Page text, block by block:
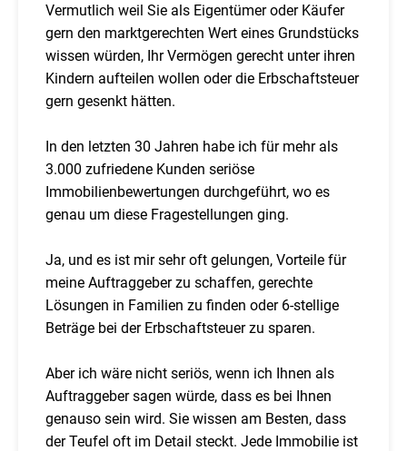
Vermutlich weil Sie als Eigentümer oder Käufer
gern den marktgerechten Wert eines Grundstücks
wissen würden, Ihr Vermögen gerecht unter ihren
Kindern aufteilen wollen oder die Erbschaftsteuer
gern gesenkt hätten.
In den letzten 30 Jahren habe ich für mehr als
3.000 zufriedene Kunden seriöse
Immobilienbewertungen durchgeführt, wo es
genau um diese Fragestellungen ging.
Ja, und es ist mir sehr oft gelungen, Vorteile für
meine Auftraggeber zu schaffen, gerechte
Lösungen in Familien zu finden oder 6-stellige
Beträge bei der Erbschaftsteuer zu sparen.
Aber ich wäre nicht seriös, wenn ich Ihnen als
Auftraggeber sagen würde, dass es bei Ihnen
genauso sein wird. Sie wissen am Besten, dass
der Teufel oft im Detail steckt. Jede Immobilie ist